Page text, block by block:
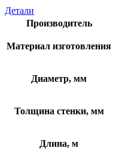
Детали
Производитель
Материал изготовления
Диаметр, мм
Толщина стенки, мм
Длина, м